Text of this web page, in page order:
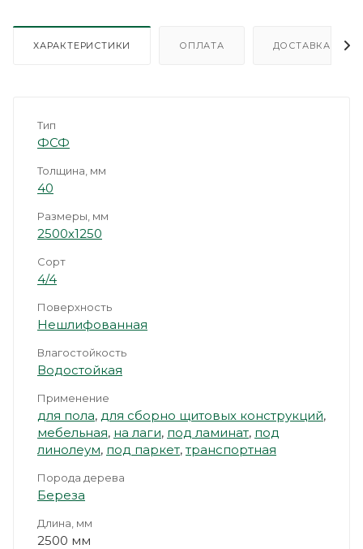
ХАРАКТЕРИСТИКИ ОПЛАТА ДОСТАВКА
Тип
ФСФ
Толщина, мм
40
Размеры, мм
2500х1250
Сорт
4/4
Поверхность
Нешлифованная
Влагостойкость
Водостойкая
Применение
для пола, для сборно щитовых конструкций,
мебельная, на лаги, под ламинат, под
линолеум, под паркет,транспортная
Порода дерева
Береза
Длина, мм
2500 мм